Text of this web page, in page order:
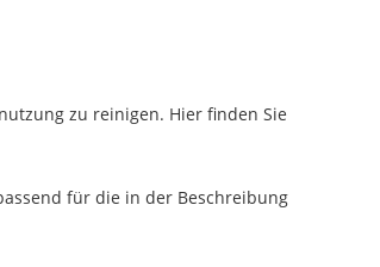
zu reinigen. Hier finden Sie
für die in der Beschreibung